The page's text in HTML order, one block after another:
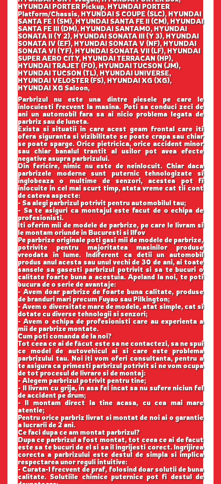
HYUNDAI PORTER Pickup, HYUNDAI PORTER
Platform/Chassis, HYUNDAI S COUPE (SLC), HYUNDAI
SANTA FE I (SM), HYUNDAI SANTA FE II (CM), HYUNDAI
SANTA FE III (DM), HYUNDAI SANTAMO, HYUNDAI
SONATA II (Y 2), HYUNDAI SONATA III (Y 3), HYUNDAI
SONATA IV (EF), HYUNDAI SONATA V (NF), HYUNDAI
SONATA VI (YF), HYUNDAI SONATA VII (LF), HYUNDAI
SUPER AERO CITY, HYUNDAI TERRACAN (HP),
HYUNDAI TRAJET (FO), HYUNDAI TUCSON (JM),
HYUNDAI TUCSON (TL), HYUNDAI UNIVERSE,
HYUNDAI VELOSTER (FS), HYUNDAI XG (XG),
HYUNDAI XG Saloon,
Parbrizul nu este una dintre piesele pe care le
inlocuiesti frecvent la masina. Poti sa conduci zeci de
ani un automobil fara sa ai nicio problema legata de
parbriz sau de luneta.
Exista si situatii in care acest geam frontal care iti
ofera siguranta si vizibilitate se poate crapa sau chiar
se poate sparge. Orice pietricica, orice accident minor
sau chiar banalul trantit al usilor pot avea efecte
negative asupra parbrizului.
Din fericire, nimic nu este de neinlocuit. Chiar daca
parbrizele moderne sunt puternic tehnologizate si
inglobeaza o multime de senzori, acestea pot fi
inlocuite in cel mai scurt timp, atata vreme cat tii cont
de cateva aspecte:
- Sa alegi parbrizul potrivit pentru automobilul tau;
- Sa te asiguri ca montajul este facut de o echipa de
profesionisti.
Iti oferim mii de modele de parbrize, pe care le livram si
le montam oriunde in Bucuresti si Ilfov
Pe parbrize originale poti gasi mii de modele de parbrize,
potrivite pentru majoritatea masinilor produse
vreodata in lume. Indiferent ca detii un automobil
produs anul acesta sau unul vechi de 30 de ani, ai toate
sansele sa gasesti parbrizul potrivit si sa te bucuri o
calitate foarte buna a acestuia. Apeland la noi, te poti
bucura de o serie de avantaje:
- Avem doar parbrize de foarte buna calitate, produse
de branduri mari precum Fuyao sau Pilkington;
- Avem o diversitate mare de modele, atat simple, cat si
dotate cu diverse tehnologii si senzori;
- Avem o echipa de profesionisti care au experienta a
mii de parbrize montate.
Cum poti comanda de la noi?
Tot ceea ce ai de făcut este sa ne contactezi, sa ne spui
ce model de autovehicul ai si care este problema
parbrizului tau. Noi iti vom oferi consultanta, pentru a
te asigura ca primesti parbrizul potrivit si ne vom ocupa
de tot procesul de livrare si de montaj:
- Alegem parbrizul potrivit pentru tine;
- Il livram cu grija, in asa fel incat sa nu sufere niciun fel
de accident pe drum;
- Il montam direct la tine acasa, cu cea mai mare
atentie;
Pentru orice parbriz livrat si montat de noi ai o garantie
a lucrarii de 2 ani.
Ce faci dupa ce am montat parbrizul?
Dupa ce parbrizul a fost montat, tot ceea ce ai de facut
este sa te bucuri de el si sa il ingrijesti corect. Ingrijirea
corecta a parbrizului este destul de simpla si implica
respectarea unor reguli intuitive:
- Curata-l frecvent de praf, folosind doar solutii de buna
calitate. Solutiile chimice puternice pot fi destul de